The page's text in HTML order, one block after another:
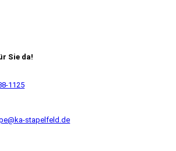
Sie da!
1125
stapelfeld.de